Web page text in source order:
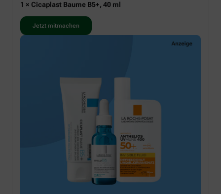
1 × Cicaplast Baume B5+, 40 ml
Jetzt mitmachen